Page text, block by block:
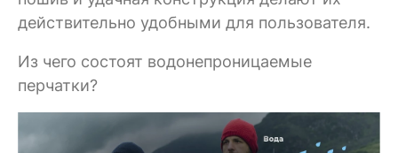
действительно удобными для пользователя.
Из чего состоят водонепроницаемые
перчатки?